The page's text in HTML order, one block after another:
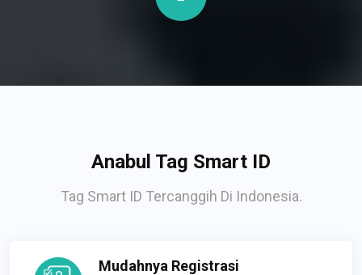
Anabul Tag Smart ID
Tag Smart ID Tercanggih Di Indonesia.
Mudahnya Registrasi